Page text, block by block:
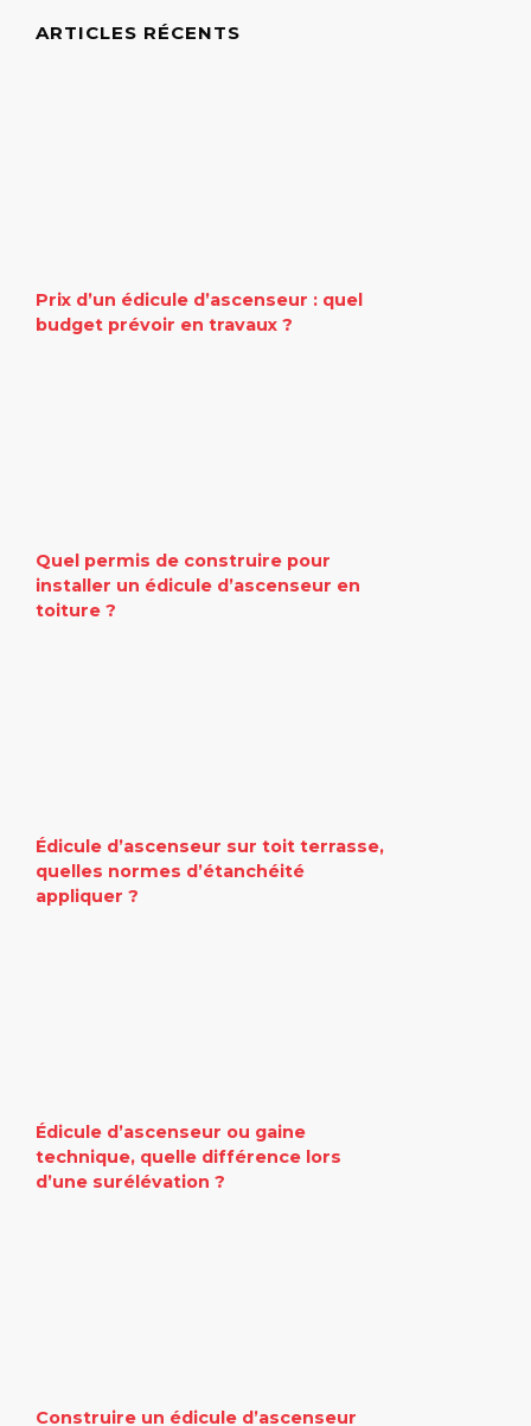
ARTICLES RÉCENTS
Prix d’un édicule d’ascenseur : quel
budget prévoir en travaux ?
Quel permis de construire pour
installer un édicule d’ascenseur en
toiture ?
Édicule d’ascenseur sur toit terrasse,
quelles normes d’étanchéité
appliquer ?
Édicule d’ascenseur ou gaine
technique, quelle différence lors
d’une surélévation ?
Construire un édicule d’ascenseur